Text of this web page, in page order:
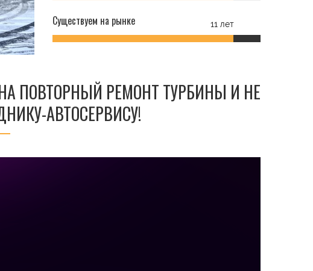
Существуем на рынке 11 лет
ПОВТОРНЫЙ РЕМОНТ ТУРБИНЫ И НЕ
АВТОСЕРВИСУ!